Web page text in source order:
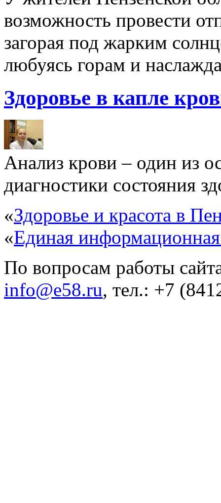
возможность провести
загорая под жарким
любуясь горам и
Здоровье в капле
Анализ крови – один из
диагностики состояния
«Здоровье и красота в
«Единая
По вопросам работы
info@e58.ru, тел.: +7